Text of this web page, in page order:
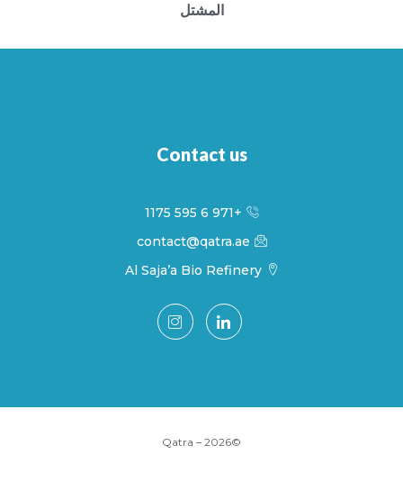
المشتل
Contact us
+971 6 595 1175
contact@qatra.ae
Al Saja’a Bio Refinery
©2026 – Qatra